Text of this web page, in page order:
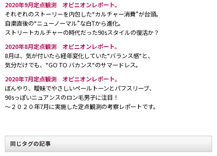
取り上げたテーマは以下の通り。
・男女白スニーカー
・色落ちブルージーンズ
・テーラードジャケット
直接渋谷、原宿、新宿地点の3月のストリートファッシ
ョンのローデータをご覧になりたい方はこちらからどう
＊2021年３月の定点観測・トップページ：
2020年9月定点観測 オピニオンレポート。
それぞれのストーリーを内包した“カルチャー消費”が台頭。
自粛直後の“ニューノーマル”な白Tから進化。
ストリートカルチャーの時代だった90sスタイルの復活か？
2020年8月定点観測 オピニオンレポート。
8月は、気が付いたら経年変化していた“バランス感“と、
気分だけでも、“GO TO バカンス“のサマードレス。
2020年7月定点観測 オピニオンレポート。
ぼんやり、曖昧でやさしいペールトーンとパフスリーブ、
90sっぽいニュアンスのロン毛男子に注目！
〜２０２０年7月に実施した定点観測の考察レポートです。
同じタグの記事